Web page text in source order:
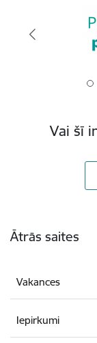
Vai šī
Ātrās saites
Vakances
Iepirkumi